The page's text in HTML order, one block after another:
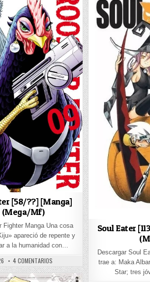
DESU [64/64] [MANGA] PDF – (MEGA/MF)
[58/??] [Manga]
(Mega/Mf)
Fighter Manga Una cosa
apareció de repente y
a la humanidad con…
4 COMENTARIOSEN ROOSTER FIGHTER [58/??] [MANGA]
Soul Eater
Descargar Soul
trae a: Maka
Star; tres